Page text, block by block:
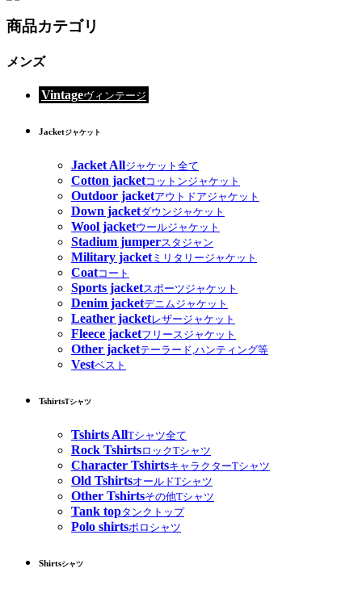
商品カテゴリ
メンズ
Vintageヴィンテージ
Jacketジャケット
Jacket Allジャケット全て
Cotton jacketコットンジャケット
Outdoor jacketアウトドアジャケット
Down jacketダウンジャケット
Wool jacketウールジャケット
Stadium jumperスタジャン
Military jacketミリタリージャケット
Coatコート
Sports jacketスポーツジャケット
Denim jacketデニムジャケット
Leather jacketレザージャケット
Fleece jacketフリースジャケット
Other jacketテーラード,ハンティング等
Vestベスト
TshirtsTシャツ
Tshirts AllTシャツ全て
Rock TshirtsロックTシャツ
Character TshirtsキャラクターTシャツ
Old TshirtsオールドTシャツ
Other Tshirtsその他Tシャツ
Tank topタンクトップ
Polo shirtsポロシャツ
Shirtsシャツ